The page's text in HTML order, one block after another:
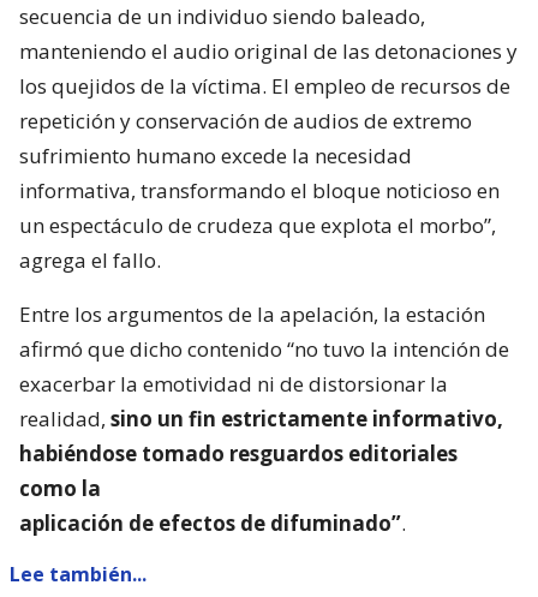
secuencia de un individuo siendo baleado,
manteniendo el audio original de las detonaciones y
los quejidos de la víctima. El empleo de recursos de
repetición y conservación de audios de extremo
sufrimiento humano excede la necesidad
informativa, transformando el bloque noticioso en
un espectáculo de crudeza que explota el morbo”,
agrega el fallo.
Entre los argumentos de la apelación, la estación
afirmó que dicho contenido “no tuvo la intención de
exacerbar la emotividad ni de distorsionar la
realidad, sino un fin estrictamente informativo,
habiéndose tomado resguardos editoriales
como la
aplicación de efectos de difuminado”.
Lee también...